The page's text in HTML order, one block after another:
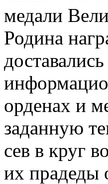
медали
Родина
орденах и
заданную
сев в круг
их прадеды